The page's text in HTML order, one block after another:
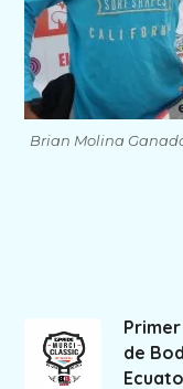
Brian Molina
de